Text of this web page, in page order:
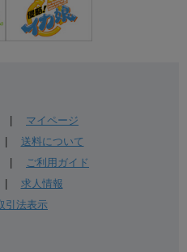
マイページ
送料について
ご利用ガイド
求人情報
引法表示